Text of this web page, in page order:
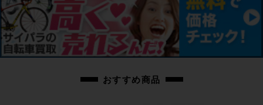
画像に無いキズや汚れもございます。※ペダルなどの付属品に関しては写真に
写っているものですべてとなりますのでご了承ください。
商品コード
cpt-2502170901-bi-037600341
おすすめ商品